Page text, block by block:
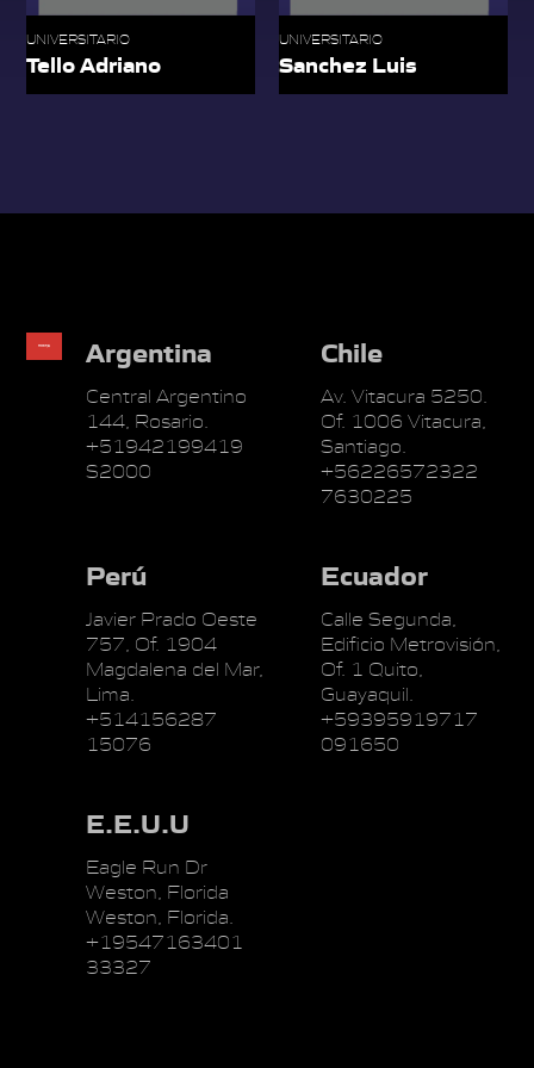
UNIVERSITARIO
Tello Adriano
UNIVERSITARIO
Sanchez Luis
Argentina
Central Argentino
144, Rosario.
+51942199419
S2000
Chile
Av. Vitacura 5250.
Of. 1006 Vitacura,
Santiago.
+56226572322
7630225
Perú
Javier Prado Oeste
757, Of. 1904
Magdalena del Mar,
Lima.
+514156287
15076
Ecuador
Calle Segunda,
Edificio Metrovisión,
Of. 1 Quito,
Guayaquil.
+59395919717
091650
E.E.U.U
Eagle Run Dr
Weston, Florida
Weston, Florida.
+19547163401
33327